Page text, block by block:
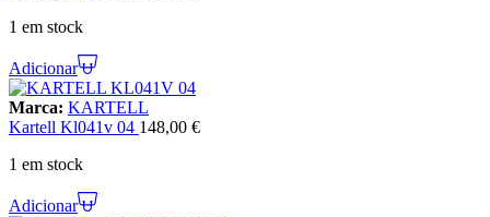
1 em stock
Adicionar
Marca: KARTELL
Kartell Kl041v 04 148,00 €
1 em stock
Adicionar